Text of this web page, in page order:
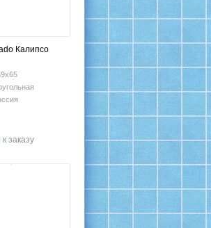
Калипсо
заказу